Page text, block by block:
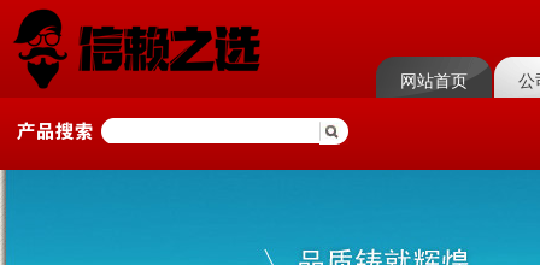
网站首页 公